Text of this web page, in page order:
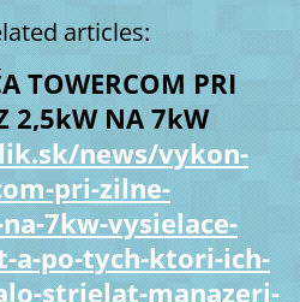
articles:
TOWERCOM PRI
2,5kW NA 7kW
news/vykon-
pri-zilne-
7kw-vysielace-
a-po-tych-ktori-ich-
strielat-manazeri-